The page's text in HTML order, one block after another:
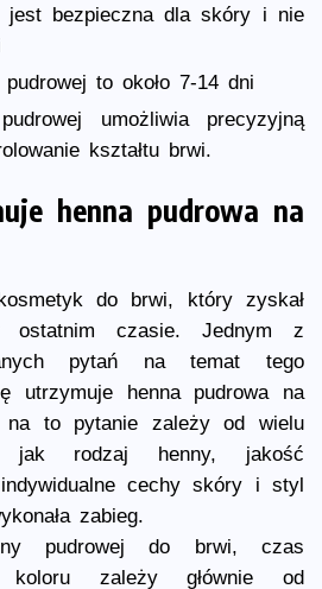
jest bezpieczna dla skóry i nie
pudrowej to około 7-14 dni
umożliwia precyzyjną
kształtu brwi.
henna pudrowa na
do brwi, który zyskał
ostatnim czasie. Jednym z
pytań na temat tego
utrzymuje henna pudrowa na
na to pytanie zależy od wielu
jak rodzaj henny, jakość
cechy skóry i styl
zabieg.
pudrowej do brwi, czas
koloru zależy głównie od